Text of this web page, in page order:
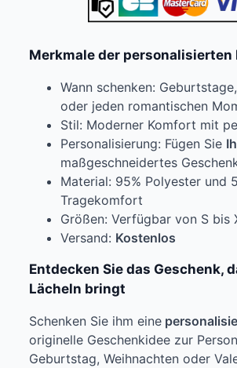
Merkmale der personalisierten
Wann schenken:
oder jeden romantischen
Stil: Moderner Komfort mit
Personalisierung: Fügen Sie
maßgeschneidertes
Material: 95% Polyester und
Tragekomfort
Größen: Verfügbar von S bis
Versand: Kostenlos
Entdecken Sie das Geschenk,
Lächeln bringt
Schenken Sie ihm eine
originelle Geschenkidee zur
Geburtstag, Weihnachten oder